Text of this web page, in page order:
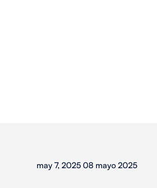
may 7, 2025 08 mayo 2025